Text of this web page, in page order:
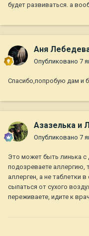
будет развиваться. а
Аня
Опубликовано 7
Спасибо,попробую дам и
Азазелька и
Опубликовано 7
Это может быть линька с
подозреваете
аллерген, а не таблетки
сыпаться от сухого
переживаете, идите к